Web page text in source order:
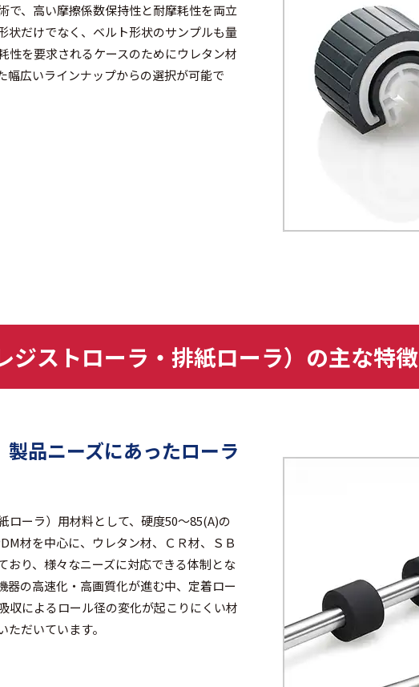
で、高い摩擦係数保持性と耐摩耗性を両立
状だけでなく、ベルト形状のサンプルも量
性を要求されるケースのためにウレタン材
幅広いラインナップからの選択が可能で
ジストローラ・排紙ローラ）の主な特徴
品ニーズにあったローラ
ローラ）用材料として、硬度50～85(A)の
材を中心に、ウレタン材、ＣＲ材、ＳＢ
おり、様々なニーズに対応できる体制とな
器の高速化・高画質化が進む中、定着ロー
収によるロール径の変化が起こりにくい材
だいています。